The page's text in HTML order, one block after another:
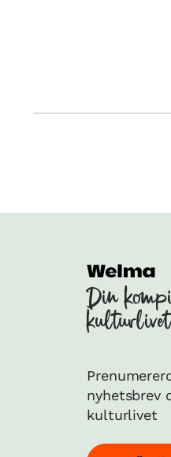
Din
nyhetsbrev
kulturlivet